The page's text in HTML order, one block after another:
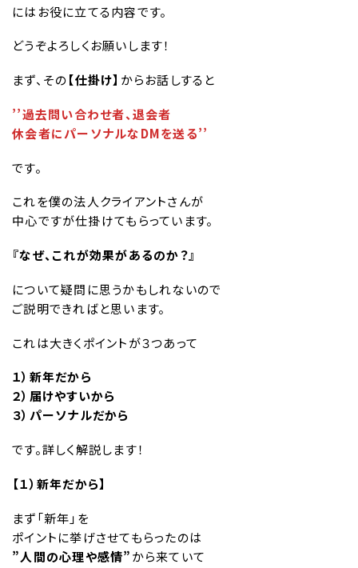
にはお役に立てる内容です。
どうぞよろしくお願いします！
まず、その【仕掛け】 からお話しすると
’’過去問い合わせ者、退会者
休会者にパーソナルなDMを送る’’
です。
これを僕の法人クライアントさんが
中心ですが仕掛けてもらっています。
『なぜ、これが効果があるのか？』
について疑問に思うかもしれないので
ご説明できればと思います。
これは大きくポイントが３つあって
１）新年だから
２）届けやすいから
３）パーソナルだから
です。詳しく解説します！
【１）新年だから】
まず「新年」を
ポイントに挙げさせてもらったのは
”人間の心理や感情”から来ていて